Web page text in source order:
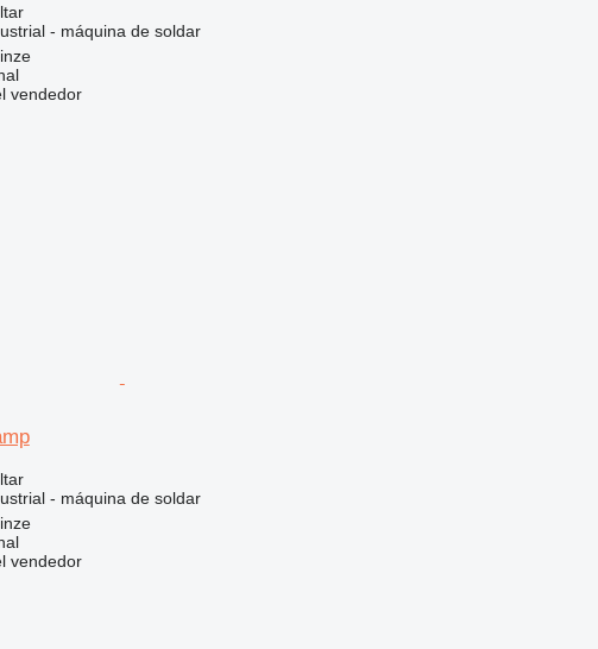
- máquina de soldar
vendedor
- máquina de soldar
vendedor